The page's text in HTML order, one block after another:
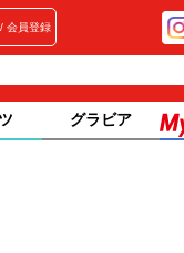
会員登録
グラビア